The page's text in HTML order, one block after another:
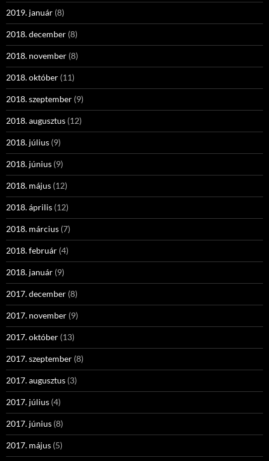
2019. január (8)
2018. december (8)
2018. november (8)
2018. október (11)
2018. szeptember (9)
2018. augusztus (12)
2018. július (9)
2018. június (9)
2018. május (12)
2018. április (12)
2018. március (7)
2018. február (4)
2018. január (9)
2017. december (8)
2017. november (9)
2017. október (13)
2017. szeptember (8)
2017. augusztus (3)
2017. július (4)
2017. június (8)
2017. május (5)